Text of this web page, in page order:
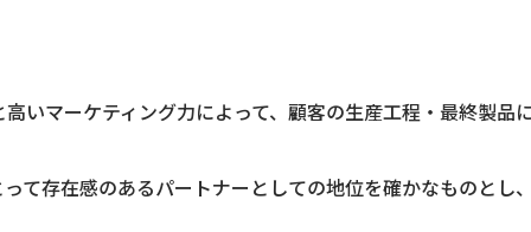
いマーケティング力によって、顧客の生産工程・最終製
て存在感のあるパートナーとしての地位を確かなものと